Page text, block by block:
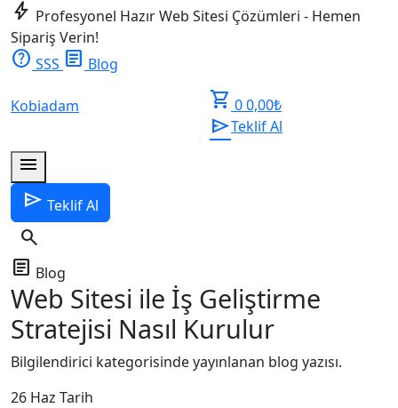
bolt Profesyonel Hazır Web Sitesi Çözümleri - Hemen
Sipariş Verin!
help SSS article Blog
Kobiadam shopping_cart 00,00₺
sendTeklif Al
menu
send Teklif Al
search
article Blog
Web Sitesi ile İş Geliştirme
Stratejisi Nasıl Kurulur
Bilgilendirici kategorisinde yayınlanan blog yazısı.
26 Haz Tarih